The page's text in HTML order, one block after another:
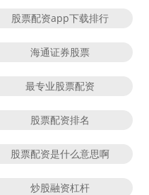
股票配资app下载排行
海通证券股票
最专业股票配资
股票配资排名
股票配资是什么意思啊
炒股融资杠杆